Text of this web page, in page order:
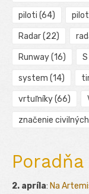
piloti (64)
Radar(22)
Runway(16) S
system (14)
vrtuľníky(66)
značenie
Poradňa
2. apríla: Na